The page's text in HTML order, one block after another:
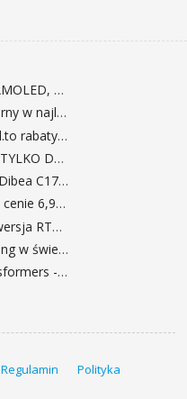
Homecare AICALL V8, 5.5" AMOLED, 4/128GB, Snapdragon 652, LTE, QC3.0, 3400mAh za 416zł
HTC U Ultra 4/64GB LTE czarny w najlepszej cenie na rynku 799 zł!!!
Wyprzedaż noworoczna w al.to rabaty do 72%
Home&you - 2 rzecz z 10 zł TYLKO DZISIAJ
Odkurzacz bezprzewodowy Dibea C17 za 77.99$ (~290zł)
Waga kuchenna w okazyjnej cenie 6,99$
Duży dron Syma X8HG RC, wersja RTF, kamera 8MP za 62$ (~233zł) - TomTop
Logitech G403 Prodigy Gaming w świetnej cenie 169 zł
zabawki my little pony i transformers -50%!
Regulamin
Polityka